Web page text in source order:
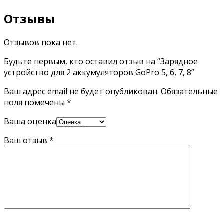
Отзывы
Отзывов пока нет.
Будьте первым, кто оставил отзыв на “Зарядное
устройство для 2 аккумуляторов GoPro 5, 6, 7, 8”
Ваш адрес email не будет опубликован. Обязательные
поля помечены *
Ваша оценка
Ваш отзыв *